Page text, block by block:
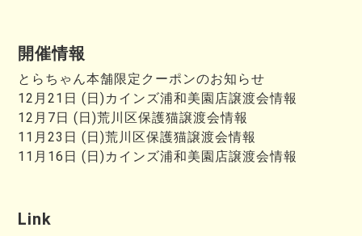
開催情報
とらちゃん本舗限定クーポンのお知らせ
12月21日 (日)カインズ浦和美園店譲渡会情報
12月7日 (日)荒川区保護猫譲渡会情報
11月23日 (日)荒川区保護猫譲渡会情報
11月16日 (日)カインズ浦和美園店譲渡会情報
Link